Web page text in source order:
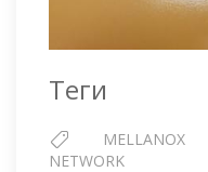
Теги
MELLANOX
NETWORK